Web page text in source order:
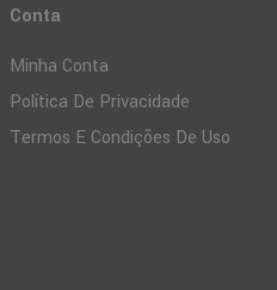
Conta
Minha Conta
Política De Privacidade
Termos E Condições De Uso